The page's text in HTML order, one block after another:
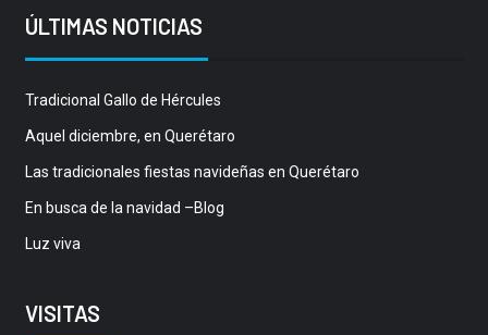
ÚLTIMAS NOTICIAS
Tradicional Gallo de Hércules
Aquel diciembre, en Querétaro
Las tradicionales fiestas navideñas en Querétaro
En busca de la navidad –Blog
Luz viva
VISITAS